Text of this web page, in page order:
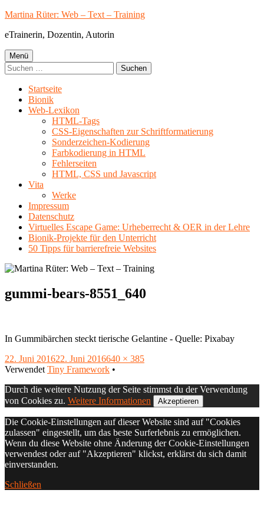
Springe
Inhalt
Martina Rüter: Web – Text – Training
eTrainerin, Dozentin, Autorin
Primäres
Menü
Menü
Suchen
nach:
Startseite
Bionik
Web-Lexikon
HTML-Tags
CSS-Eigenschaften zur Schriftformatierung
Sonderzeichen-Kodierung
Farbkodierung in HTML
Fehlerseiten
HTML, CSS und Javascript
Vita
Werke
Impressum
Datenschutz
Virtuelles Escape Game: Urheberrecht & OER in der Lehre
Bionik-Projekte für den Unterricht
50 Tipps für barrierefreie Websites
gummi-bears-8551_640
In Gummibärchen steckt tierische Gelantine - Quelle: Pixabay
Veröffentlicht
am
22. Juni 201622. Juni 2016Volle
Größe
640 × 385
Footer
Inhalt
Verwendet Tiny Framework •
Durch die weitere Nutzung der Seite stimmst du der Verwendung
von Cookies zu. Weitere Informationen Akzeptieren
Die Cookie-Einstellungen auf dieser Website sind auf "Cookies
zulassen" eingestellt, um das beste Surferlebnis zu ermöglichen.
Wenn du diese Website ohne Änderung der Cookie-Einstellungen
verwendest oder auf "Akzeptieren" klickst, erklärst du sich damit
einverstanden.
Schließen